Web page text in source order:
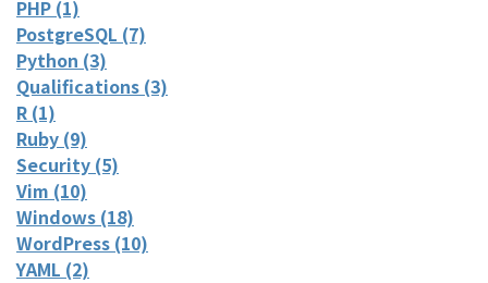
PHP (1)
PostgreSQL (7)
Python (3)
Qualifications (3)
R (1)
Ruby (9)
Security (5)
Vim (10)
Windows (18)
WordPress (10)
YAML (2)